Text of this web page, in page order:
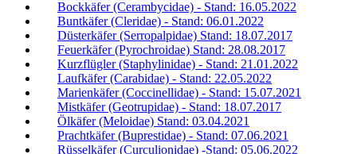
Bockkäfer (Cerambycidae) - Stand: 16.05.2022
Buntkäfer (Cleridae) - Stand: 06.01.2022
Düsterkäfer (Serropalpidae) Stand: 18.07.2017
Feuerkäfer (Pyrochroidae) Stand: 28.08.2017
Kurzflügler (Staphylinidae) - Stand: 21.01.2022
Laufkäfer (Carabidae) - Stand: 22.05.2022
Marienkäfer (Coccinellidae) - Stand: 15.07.2021
Mistkäfer (Geotrupidae) - Stand: 18.07.2017
Ölkäfer (Meloidae) Stand: 03.04.2021
Prachtkäfer (Buprestidae) - Stand: 07.06.2021
Rüsselkäfer (Curculionidae) -Stand: 05.06.2022